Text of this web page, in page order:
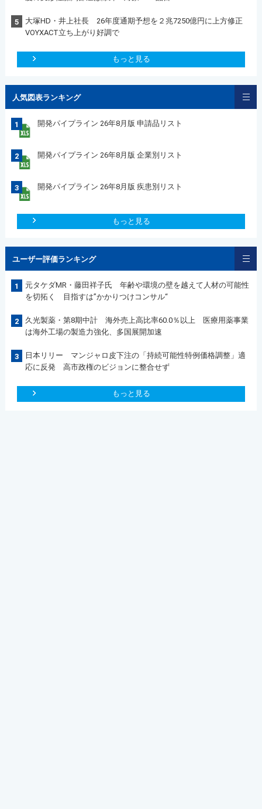
5
大塚HD・井上社長 26年度通期予想を２兆7250億円に上方修正
VOYXACT立ち上がり好調で
もっと見る
人気図表ランキング
1 開発パイプライン 26年8月版 申請品リスト
2 開発パイプライン 26年8月版 企業別リスト
3 開発パイプライン 26年8月版 疾患別リスト
もっと見る
ユーザー評価ランキング
1
元タケダMR・藤田祥子氏 年齢や環境の壁を越えて人材の可能性
を切拓く 目指すは”かかりつけコンサル“
2
久光製薬・第8期中計 海外売上高比率60.0％以上 医療用薬事業
は海外工場の製造力強化、多国展開加速
3
日本リリー マンジャロ皮下注の「持続可能性特例価格調整」適
応に反発 高市政権のビジョンに整合せず
もっと見る